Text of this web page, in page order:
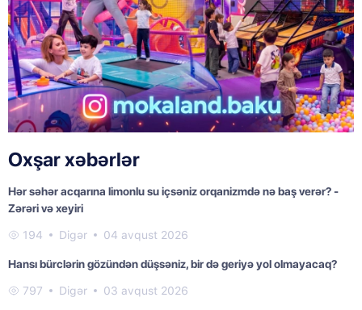
Oxşar xəbərlər
Hər səhər acqarına limonlu su içsəniz orqanizmdə nə baş verər? -
Zərəri və xeyiri
194 Digər 04 avqust 2026
Hansı bürclərin gözündən düşsəniz, bir də geriyə yol olmayacaq?
797 Digər 03 avqust 2026